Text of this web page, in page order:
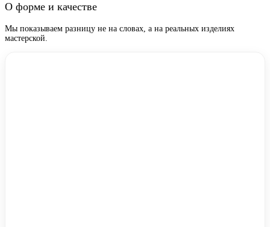
О форме и качестве
Мы показываем разницу не на словах, а на реальных изделиях
мастерской.